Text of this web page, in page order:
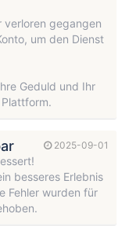
verloren gegangen
um den Dienst
Geduld und Ihr
2025-09-01
besseres Erlebnis
Fehler wurden für